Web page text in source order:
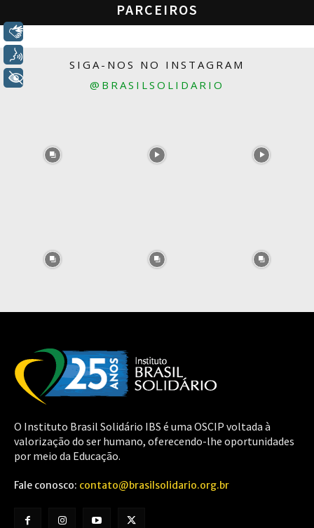
PARCEIROS
SIGA-NOS NO INSTAGRAM
@BRASILSOLIDARIO
O Instituto Brasil Solidário IBS é uma OSCIP voltada à
valorização do ser humano, oferecendo-lhe oportunidades
por meio da Educação.
Fale conosco: contato@brasilsolidario.org.br